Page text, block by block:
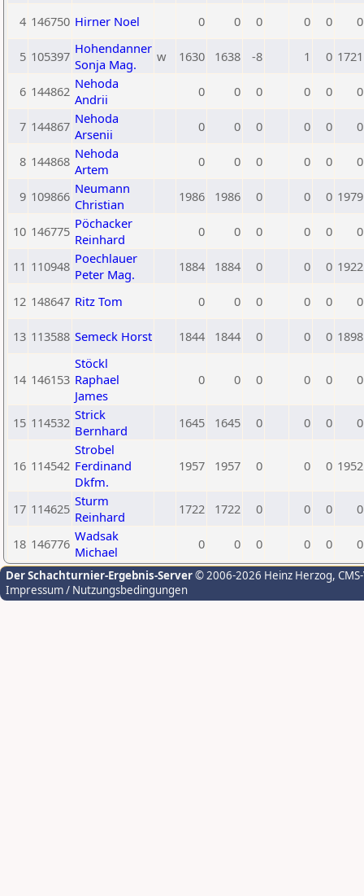
4 146750 Hirner Noel 0 0 0 0 0 0
5 105397 Hohendanner
Sonja Mag.
w 1630 1638 -8 1 0 1721
6 144862 Nehoda
Andrii
0 0 0 0 0 0
7 144867 Nehoda
Arsenii
0 0 0 0 0 0
8 144868 Nehoda
Artem
0 0 0 0 0 0
9 109866 Neumann
Christian
1986 1986 0 0 0 1979
10 146775 Pöchacker
Reinhard
0 0 0 0 0 0
11 110948 Poechlauer
Peter Mag.
1884 1884 0 0 0 1922
12 148647 Ritz Tom 0 0 0 0 0 0
13 113588 Semeck Horst 1844 1844 0 0 0 1898
14 146153
Stöckl
Raphael
James
0 0 0 0 0 0
15 114532 Strick
Bernhard
1645 1645 0 0 0 0
16 114542
Strobel
Ferdinand
Dkfm.
1957 1957 0 0 0 1952
17 114625 Sturm
Reinhard
1722 1722 0 0 0 0
18 146776 Wadsak
Michael
0 0 0 0 0 0
Der Schachturnier-Ergebnis-Server© 2006-2026 Heinz Herzog,
Impressum / Nutzungsbedingungen